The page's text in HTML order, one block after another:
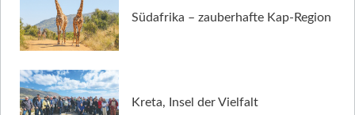
Südafrika – zauberhafte Kap-Region
Kreta, Insel der Vielfalt